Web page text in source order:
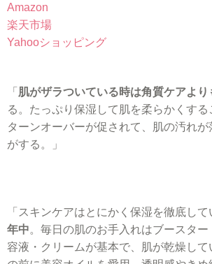
Amazon
楽天市場
Yahooショッピング
「 肌がザラついている時は角質ケアよ
る。たっぷり保湿して肌を柔らかくす
ターンオーバーが促されて、肌の汚れ
がする。」
「スキンケアはとにかく保湿を徹底して
年中。毎日の肌のお手入れはブースタ
容液・クリームが基本で、肌が乾燥して